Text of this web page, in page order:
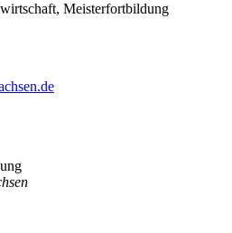
Meisterfortbildung